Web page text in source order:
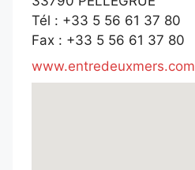
Tél : +33 5 56 61 37 80
Fax : +33 5 56 61 37 80
www.entredeuxmers.com